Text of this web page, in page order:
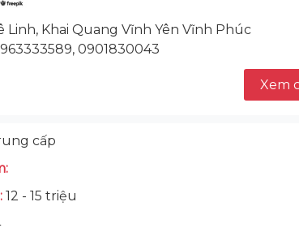
Linh, Khai Quang Vĩnh Yên Vĩnh Phúc
0901830043
Xem
cấp
12 - 15 triệu